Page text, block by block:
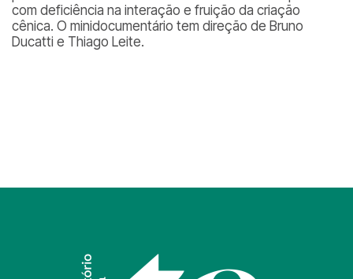
com deficiência na interação e fruição da criação
cênica. O minidocumentário tem direção de Bruno
Ducatti e Thiago Leite.